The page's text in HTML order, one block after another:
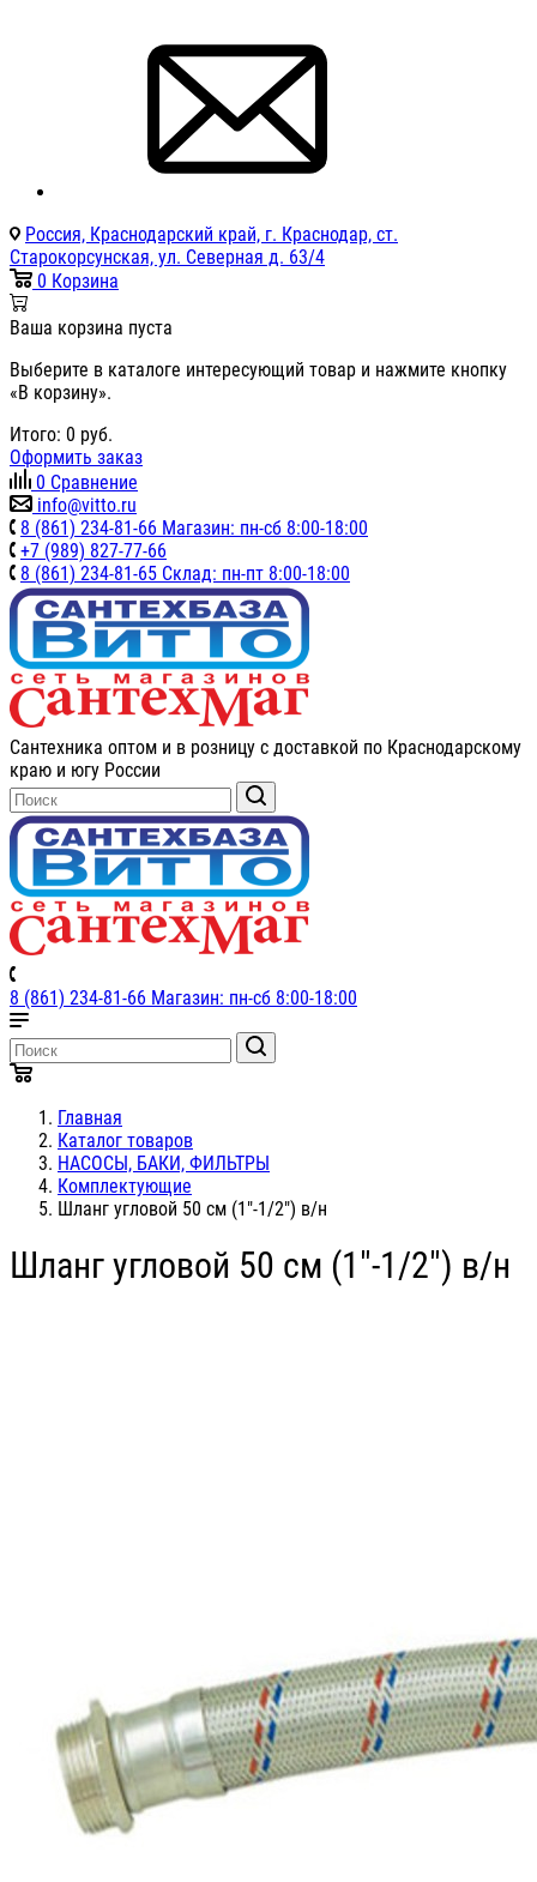
Россия, Краснодарский край, г. Краснодар, ст.
Старокорсунская, ул. Северная д. 63/4
0 Корзина
Ваша корзина пуста
Выберите в каталоге интересующий товар и нажмите кнопку
«В корзину».
Итого: 0 руб.
Оформить заказ
0 Сравнение
info@vitto.ru
8 (861) 234-81-66 Магазин: пн-сб 8:00-18:00
+7 (989) 827-77-66
8 (861) 234-81-65 Склад: пн-пт 8:00-18:00
Сантехника оптом и в розницу с доставкой по Краснодарскому
краю и югу России
8 (861) 234-81-66 Магазин: пн-сб 8:00-18:00
Главная
Каталог товаров
НАСОСЫ, БАКИ, ФИЛЬТРЫ
Комплектующие
Шланг угловой 50 см (1"-1/2") в/н
Шланг угловой 50 см (1"-1/2") в/н